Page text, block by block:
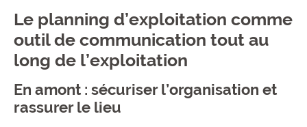
Le planning d’exploitation comme
outil de communication tout au
long de l’exploitation
En amont : sécuriser l’organisation et
rassurer le lieu